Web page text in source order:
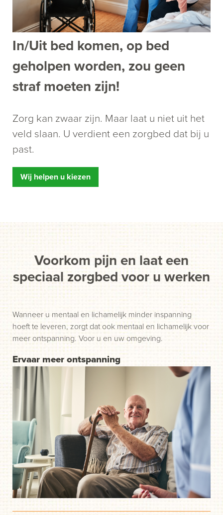
In/Uit bed komen, op bed
geholpen worden, zou geen
straf moeten zijn!
Zorg kan zwaar zijn. Maar laat u niet uit het
veld slaan. U verdient een zorgbed dat bij u
past.
Wij helpen u kiezen
Voorkom pijn en laat een
speciaal zorgbed voor u werken
Ervaar meer ontspanning
Wanneer u mentaal en lichamelijk minder inspanning
hoeft te leveren, zorgt dat ook mentaal en lichamelijk voor
meer ontspanning. Voor u en uw omgeving.